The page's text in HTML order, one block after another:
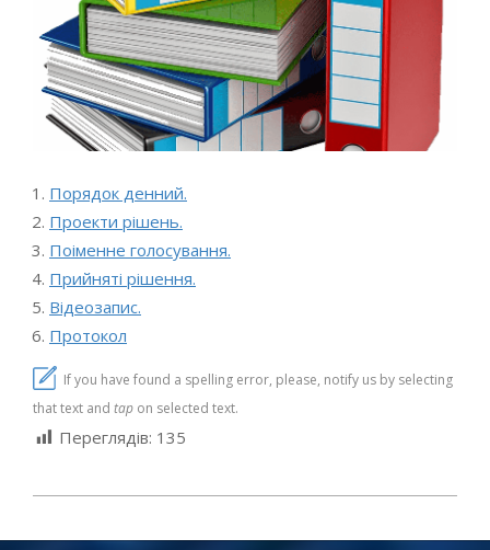
Порядок денний.
Проекти рішень.
Поіменне голосування.
Прийняті рішення.
Відеозапис.
Протокол
If you have found a spelling error, please, notify us by selecting
that text and tap on selected text.
Переглядів: 135
08-